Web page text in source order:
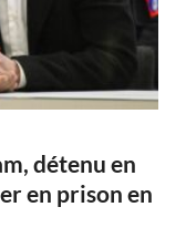
détenu en
en prison en